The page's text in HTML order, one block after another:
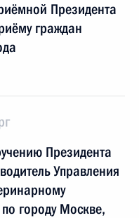
Президента
граждан
Президента
Управления
городу Москве,